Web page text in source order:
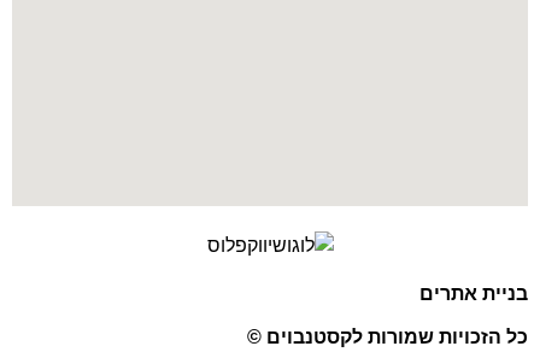
כל הזכויות שמורות לקסטנבוים ©
בניית אתרים